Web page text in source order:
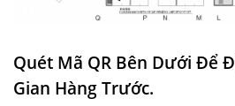
Quét Mã QR Bên Dưới Để
Gian Hàng Trước.